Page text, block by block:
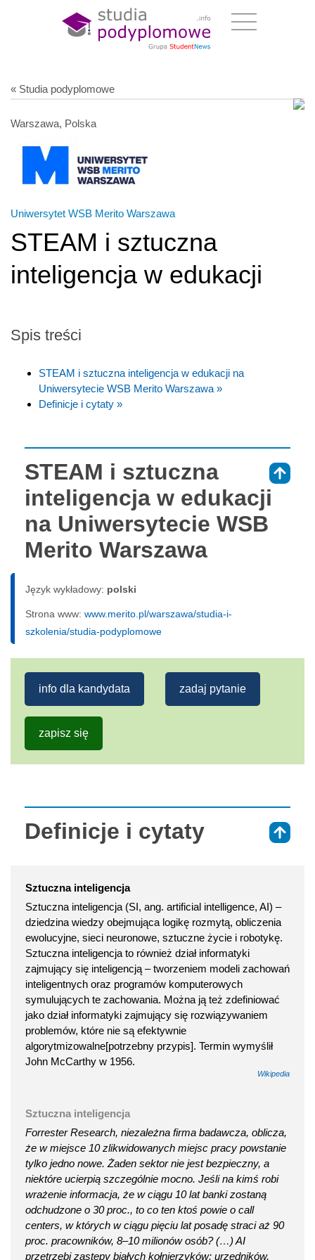
« Studia podyplomowe
Warszawa, Polska
Uniwersytet WSB Merito Warszawa
STEAM i sztuczna
inteligencja w edukacji
Spis treści
STEAM i sztuczna inteligencja w edukacji na
Uniwersytecie WSB Merito Warszawa »
Definicje i cytaty »
STEAM i sztuczna
inteligencja w edukacji
na Uniwersytecie WSB
Merito Warszawa
Język wykładowy: polski
Strona www: www.merito.pl/warszawa/studia-i-
szkolenia/studia-podyplomowe
info dla kandydata zadaj pytanie
zapisz się
Definicje i cytaty
Sztuczna inteligencja
Sztuczna inteligencja (SI, ang. artificial intelligence, AI) –
dziedzina wiedzy obejmująca logikę rozmytą, obliczenia
ewolucyjne, sieci neuronowe, sztuczne życie i robotykę.
Sztuczna inteligencja to również dział informatyki
zajmujący się inteligencją – tworzeniem modeli zachowań
inteligentnych oraz programów komputerowych
symulujących te zachowania. Można ją też zdefiniować
jako dział informatyki zajmujący się rozwiązywaniem
problemów, które nie są efektywnie
algorytmizowalne[potrzebny przypis]. Termin wymyślił
John McCarthy w 1956.
Wikipedia
Sztuczna inteligencja
Forrester Research, niezależna firma badawcza, oblicza,
że w miejsce 10 zlikwidowanych miejsc pracy powstanie
tylko jedno nowe. Żaden sektor nie jest bezpieczny, a
niektóre ucierpią szczególnie mocno. Jeśli na kimś robi
wrażenie informacja, że w ciągu 10 lat banki zostaną
odchudzone o 30 proc., to co ten ktoś powie o call
centers, w których w ciągu pięciu lat posadę straci aż 90
proc. pracowników, 8–10 milionów osób? (…) AI
przetrzebi zastępy białych kołnierzyków: urzędników,